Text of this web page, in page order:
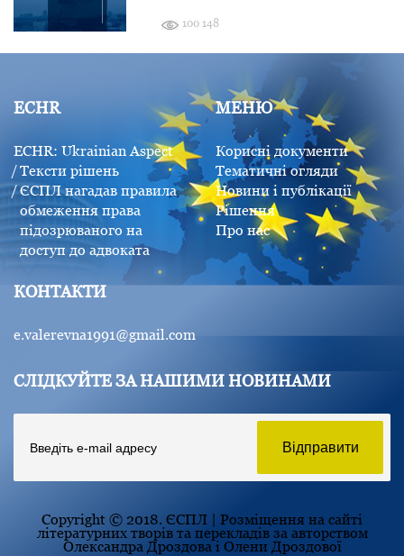
100 148
ECHR
ECHR: Ukrainian Aspect
Тексти рішень
ЄСПЛ нагадав правила
обмеження права
підозрюваного на
доступ до адвоката
МЕНЮ
Корисні документи
Тематичні огляди
Новини і публікації
Рішення
Про нас
КОНТАКТИ
e.valerevna1991@gmail.com
СЛІДКУЙТЕ ЗА НАШИМИ НОВИНАМИ
Copyright © 2018. ЄСПЛ | Розміщення на сайті
літературних творів та перекладів за авторством
Олександра Дроздова і Олени Дроздової